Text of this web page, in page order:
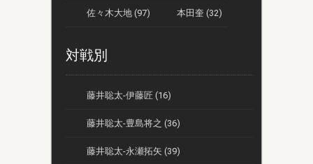
佐々木大地 (97) 本田奎 (32)
対戦別
藤井聡太-伊藤匠 (16)
藤井聡太-豊島将之 (36)
藤井聡太-永瀬拓矢 (39)